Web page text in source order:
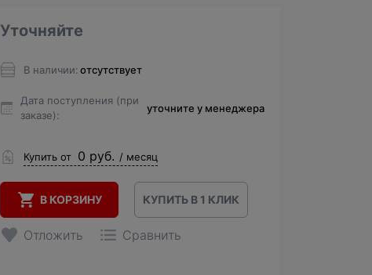
Уточняйте
В наличии: отсутствует
Дата поступления (при
заказе):
уточните у менеджера
Купить от 0 руб. / месяц
В КОРЗИНУ КУПИТЬ В 1 КЛИК
Отложить Сравнить